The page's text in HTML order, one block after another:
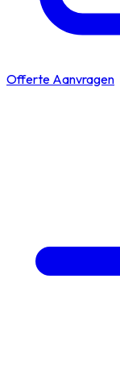
Offerte Aanvragen